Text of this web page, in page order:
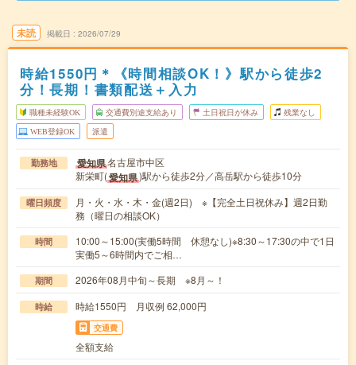
未読 掲載日 2026/07/29
時給1550円＊《時間相談OK！》駅から徒歩2
分！長期！書類配送＋入力
職種未経験OK 交通費別途支給あり 土日祝日が休み 残業なし
WEB登録OK 派遣
勤務地 愛知県名古屋市中区
新栄町(愛知県)駅から徒歩2分／高岳駅から徒歩10分
曜日頻度
月・火・水・木・金(週2日) ※【完全土日祝休み】週2日勤
務（曜日の相談OK）
時間
10:00～15:00(実働5時間 休憩なし)※8:30～17:30の中で1日
実働5～6時間内でご相…
期間 2026年08月中旬～長期 ※8月～！
時給 時給1550円 月収例 62,000円
交通費
全額支給